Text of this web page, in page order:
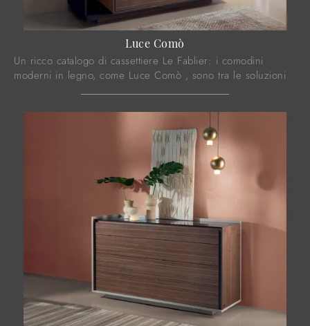
Luce Comò
Un ricco catalogo di cassettiere Le Fablier: i comodini
moderni in legno, come Luce Comò , sono tra le soluzioni